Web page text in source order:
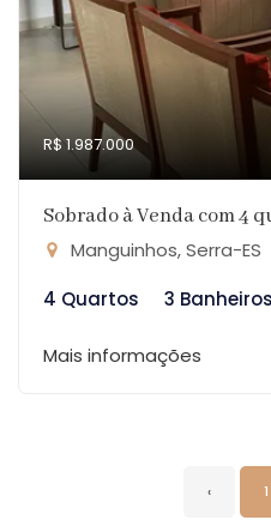
R$ 1.987.000
Sobrado à Venda com 4
Manguinhos, Serra-ES
4 Quartos
3 Banheiros
Mais informações
‹ 1